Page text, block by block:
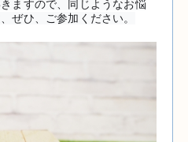
ますので、同じようなお悩
ぜひ、ご参加ください。